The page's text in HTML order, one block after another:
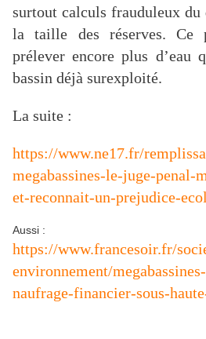
surtout calculs frauduleux du
la taille des réserves. Ce
prélever encore plus d’eau
bassin déjà surexploité.
La suite :
https://www.ne17.fr/
megabassines-le-juge-
et-reconnait-un-prejudice-
Aussi :
https://www.francesoir.fr/
environnement/
naufrage-financier-sous-